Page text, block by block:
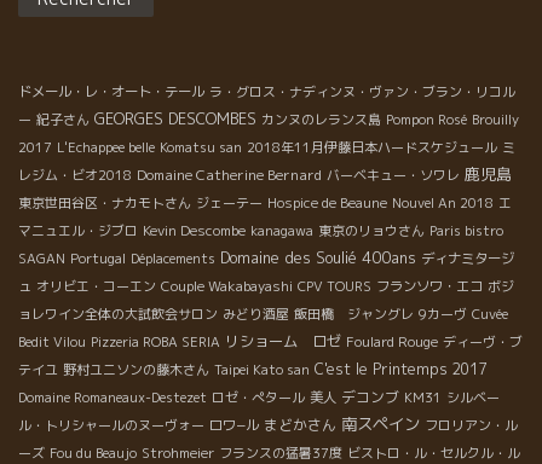
最少。 Lurons リュロン、Buissonnante ビュイ
いて手頃な価格。 まさにガメの人気の利点を叶えてくれるワイ
ン。 Brulius ブリュリウス、AC Brouillyブルイィ 60歳のガメ。
南西向き斜面。セミMC(マセラッション・カルボニック) 薄い色合
いで、優しい果実味がスーット真っ直ぐ伸びてくる。 マセラッシ
ョン期間は２週間と長いけど、一切触らない。お茶の様に煎じた
繊細なタンニン、果実味のみを抽出 Mont Brulius モン・ブリュリ
ウス AC Cote de Brouillyコート・ド・ブルイィ 70～80歳の古
木、南西向斜面、セミMC(マセラッション・カルボニック)
Diorite元火山岩が４億年かけて生成された青味がかった黒っぽい
硬い石。 アンフージョンのように優しく抽出された繊細な果実
味、芯に透き通ったミネラル感真っ直ぐに細く伸びていく。 色も
薄めで女性的なイメージ。 無口なラファエルがモクモクと集中し
て狙った液体がこれだった。 これなら言葉はいらない。 ボジョレ
にも次々と新しい人材が育っている。 嬉しいかぎり。
ドメール・レ・オート・テール ラ・グロス・ナディンヌ・ヴァン・ブラン・リコル
ー 紀子さん GEORGES DESCOMBES カンヌのレランス島 Pompon Rosé Brouilly
2017 L'Echappee belle Komatsu san 2018年11月伊藤日本ハードスケジュール ミ
レジム・ビオ2018 Domaine Catherine Bernard バーベキュー・ソワレ 鹿児島
東京世田谷区・ナカモトさん ジェーテー Hospice de Beaune Nouvel An 2018 エ
マニュエル・ジブロ Kevin Descombe kanagawa 東京のリョウさん Paris bistro
SAGAN Portugal Déplacements Domaine des Soulié 400ans ディナミタージ
ュ オリビエ・コーエン Couple Wakabayashi CPV TOURS フランソワ・エコ ボジ
ョレワイン全体の大試飲会サロン みどり酒屋 飯田橋 ジャングレ 9カーヴ Cuvée
Bedit Vilou Pizzeria ROBA SERIA リショーム ロゼ Foulard Rouge ディーヴ・ブ
テイユ 野村ユニソンの藤木さん Taipei Kato san C'est le Printemps 2017
Domaine Romaneaux-Destezet ロゼ・ぺタール 美人 デコンブ KM31 シルベー
ル・トリシャールのヌーヴォー ロワ−ル まどかさん 南スペイン フロリアン・ル
ーズ Fou du Beaujo Strohmeier フランスの猛暑37度 ビストロ・ル・セルクル・ル